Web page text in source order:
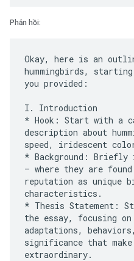
Phản hồi:
Okay, here is an
hummingbirds,
you provided:
I. Introduction
* Hook: Start with a
description about
speed, iridescent
* Background: Briefly
– where they are
reputation as unique
characteristics.
* Thesis Statement:
the essay, focusing
adaptations,
significance that make
extraordinary.